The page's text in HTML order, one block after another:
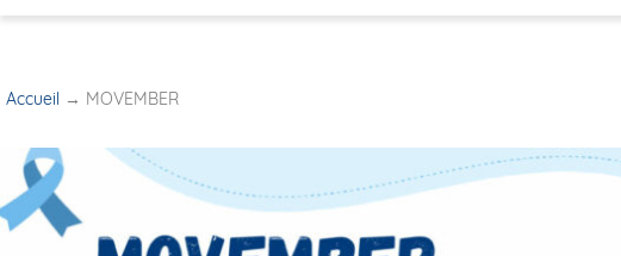
Accueil → MOVEMBER